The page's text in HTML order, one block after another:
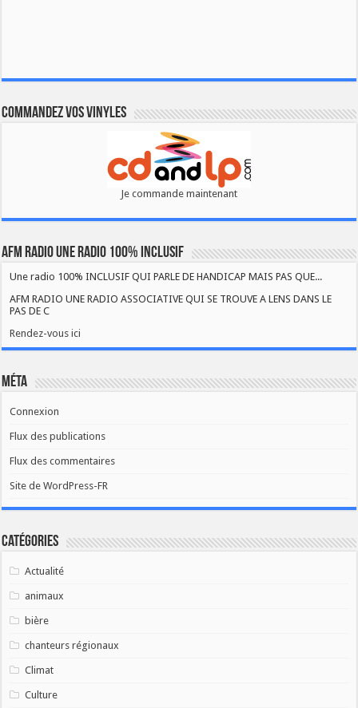
Commandez vos vinyles
Je commande maintenant
AFM RADIO UNE RADIO 100% INCLUSIF
Une radio 100% INCLUSIF QUI PARLE DE HANDICAP MAIS PAS QUE...
AFM RADIO UNE RADIO ASSOCIATIVE QUI SE TROUVE A LENS DANS LE
PAS DE C
Rendez-vous ici
Méta
Connexion
Flux des publications
Flux des commentaires
Site de WordPress-FR
Catégories
Actualité
animaux
bière
chanteurs régionaux
Climat
Culture